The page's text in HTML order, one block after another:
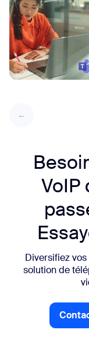
VoIP
Diversifiez
solution de